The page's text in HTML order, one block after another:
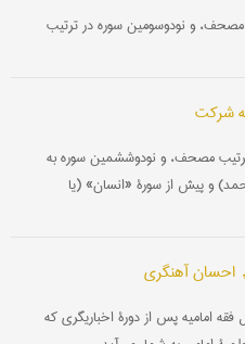
مصحف، و نودوسومین سوره در ترتیب
شرکت
مصحف، و نودوششمین سوره به
و پیش از سورۀ «انسان» (یا
احسان آهنگری
امامیه پس از دورۀ اخباریگری که